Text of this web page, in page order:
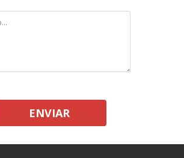
ENVIAR